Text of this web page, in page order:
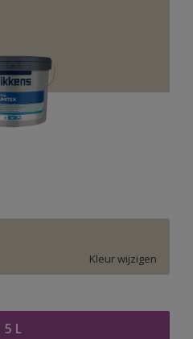
Kleur wijzigen
5 L